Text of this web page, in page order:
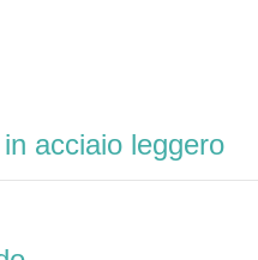
acciaio leggero